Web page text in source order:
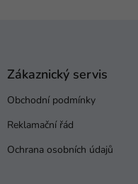
Zákaznický servis
Obchodní podmínky
Reklamační řád
Ochrana osobních údajů